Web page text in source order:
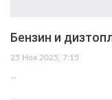
Бензин и
25 Ноя 2025, 7:15